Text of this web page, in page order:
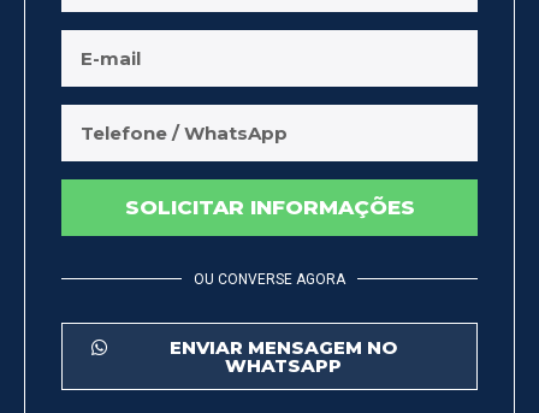
SOLICITAR INFORMAÇÕES
OU CONVERSE AGORA
ENVIAR MENSAGEM NO
WHATSAPP